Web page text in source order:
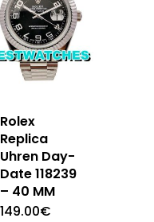
Rolex
Replica
Uhren Day-
Date 118239
– 40 MM
149.00€